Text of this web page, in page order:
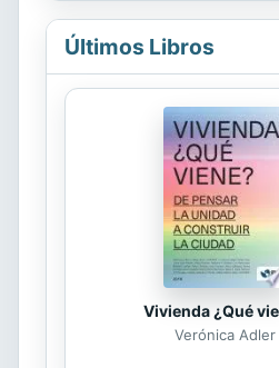
Últimos Libros
Vivienda ¿Qué
Verónica Adler